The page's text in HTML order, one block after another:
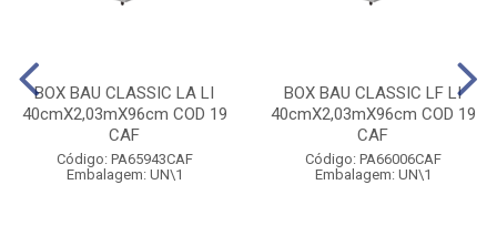
BOX BAU CLASSIC LA LI
40cmX2,03mX96cm COD 19
CAF
Código: PA65943CAF
Embalagem: UN\1
BOX BAU CLASSIC LF LI
40cmX2,03mX96cm COD 19
CAF
Código: PA66006CAF
Embalagem: UN\1